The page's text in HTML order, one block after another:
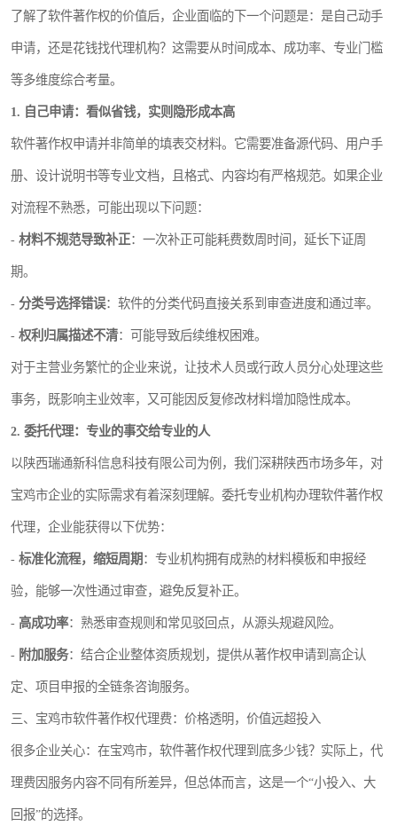
了解了软件著作权的价值后，企业面临的下一个问题是：是自己动手
申请，还是花钱找代理机构？这需要从时间成本、成功率、专业门槛
等多维度综合考量。
1. 自己申请：看似省钱，实则隐形成本高
软件著作权申请并非简单的填表交材料。它需要准备源代码、用户手
册、设计说明书等专业文档，且格式、内容均有严格规范。如果企业
对流程不熟悉，可能出现以下问题：
- 材料不规范导致补正：一次补正可能耗费数周时间，延长下证周
期。
- 分类号选择错误：软件的分类代码直接关系到审查进度和通过率。
- 权利归属描述不清：可能导致后续维权困难。
对于主营业务繁忙的企业来说，让技术人员或行政人员分心处理这些
事务，既影响主业效率，又可能因反复修改材料增加隐性成本。
2. 委托代理：专业的事交给专业的人
以陕西瑞通新科信息科技有限公司为例，我们深耕陕西市场多年，对
宝鸡市企业的实际需求有着深刻理解。委托专业机构办理软件著作权
代理，企业能获得以下优势：
- 标准化流程，缩短周期：专业机构拥有成熟的材料模板和申报经
验，能够一次性通过审查，避免反复补正。
- 高成功率：熟悉审查规则和常见驳回点，从源头规避风险。
- 附加服务：结合企业整体资质规划，提供从著作权申请到高企认
定、项目申报的全链条咨询服务。
三、宝鸡市软件著作权代理费：价格透明，价值远超投入
很多企业关心：在宝鸡市，软件著作权代理到底多少钱？实际上，代
理费因服务内容不同有所差异，但总体而言，这是一个“小投入、大
回报”的选择。